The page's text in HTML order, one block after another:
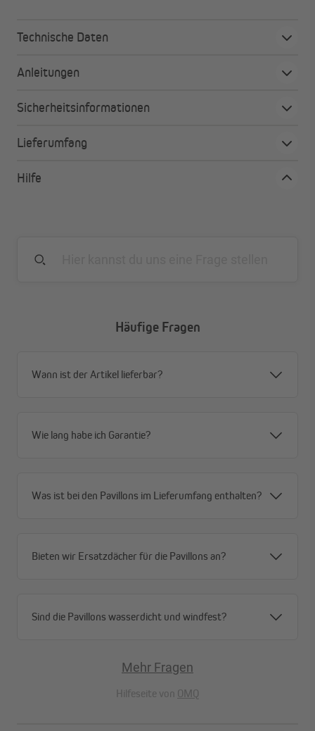
Fenster, Türen und Moskitonetz als Varianten
leicht anzubringen
Die Eventzelt Seitenteile für die PRO 30 / PRO 40 / Premium Plus
mit folgenden Maßen: 3 m, 4 m, 4,5 m, 6 m. Verfügbar sind die
Farben Rot, Schwarz, Grau, Blau und Weiß.
Wähle nach Belieben aus folgenden Varianten: geschlossen,
Pavillongerüst anbringen und decken dieses über die ganze Höhe
Technische Daten
Anleitungen
Sicherheitsinformationen
Lieferumfang
Hilfe
Häufige Fragen
Wann ist der Artikel lieferbar?
Wie lang habe ich Garantie?
Was ist bei den Pavillons im Lieferumfang enthalten?
Bieten wir Ersatzdächer für die Pavillons an?
Sind die Pavillons wasserdicht und windfest?
Mehr Fragen
Hilfeseite von OMQ